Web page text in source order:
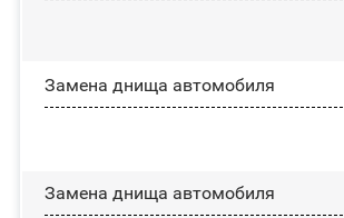
Замена днища автомобиля
Замена днища автомобиля